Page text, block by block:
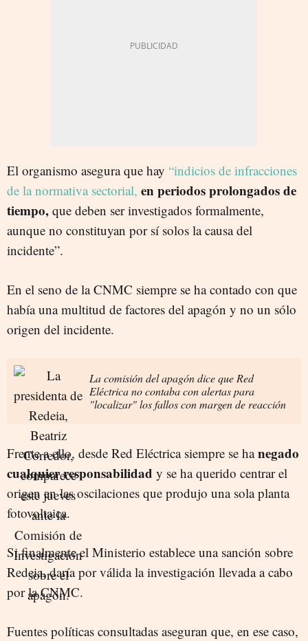
El organismo asegura que hay “indicios de infracciones
de la normativa sectorial, en periodos prolongados de
tiempo, que deben ser investigados formalmente,
aunque no constituyan por sí solos la causa del
incidente”.
En el seno de la CNMC siempre se ha contado con que
había una multitud de factores del apagón y no un sólo
origen del incidente.
La comisión del apagón dice que Red
Eléctrica no contaba con alertas para
"localizar" los fallos con margen de reacción
Frente a ello, desde Red Eléctrica siempre se hanegado
cualquier responsabilidad y se ha querido centrar el
origen en las oscilaciones que produjo una sola planta
fotovoltaica.
Si finalmente el Ministerio establece una sanción sobre
Redeia, daría por válida la investigación llevada a cabo
por la CNMC.
Fuentes políticas consultadas aseguran que, en ese caso,